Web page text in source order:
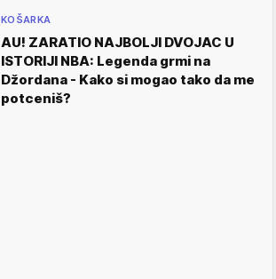
KOŠARKA
AU! ZARATIO NAJBOLJI DVOJAC U
ISTORIJI NBA: Legenda grmi na
Džordana - Kako si mogao tako da me
potceniš?